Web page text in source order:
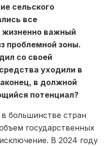
сельского
все
жизненно важный
проблемной зоны.
со своей
уходили в
в должной
потенциал?
большинстве стран
государственных
В 2024 году